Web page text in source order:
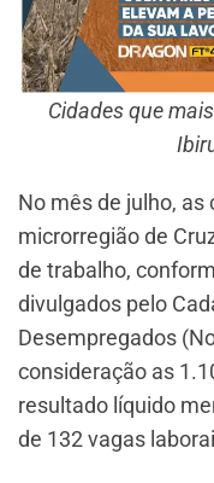
Cidades que
No mês de julho,
microrregião de
de trabalho,
divulgados pelo
Desempregados
consideração as
resultado líquido
de 132 vagas